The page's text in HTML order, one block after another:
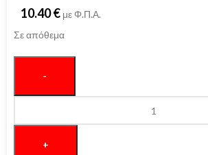
10.40€ με Φ.Π.Α.
Σε απόθεμα